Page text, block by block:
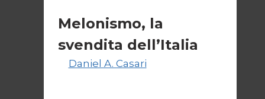
Melonismo, la
svendita dell’Italia
Daniel A. Casari